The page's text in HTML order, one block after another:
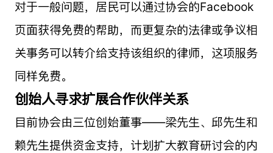
对于一般问题，居民可以通过协会的Facebook
页面获得免费的帮助，而更复杂的法律或争议相
关事务可以转介给支持该组织的律师，这项服务
同样免费。
创始人寻求扩展合作伙伴关系
目前协会由三位创始董事——梁先生、邱先生和
赖先生提供资金支持，计划扩大教育研讨会的内